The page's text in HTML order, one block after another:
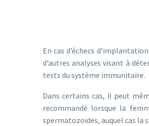
En cas d’échecs
d’autres analyses visant à
tests du système immunitaire.
Dans certains cas, il peut
recommandé lorsque la
spermatozoïdes, auquel cas la